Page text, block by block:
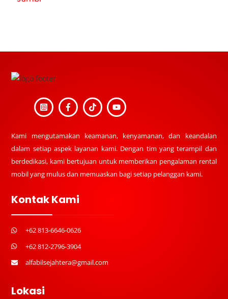
Top
Kami mengutamakan keamanan, kenyamanan, dan keandalan
dalam setiap aspek layanan kami. Dengan tim yang terampil dan
berdedikasi, kami bertujuan untuk memberikan pengalaman rental
mobil yang mulus dan memuaskan bagi setiap pelanggan kami.
Kontak Kami
+62 813-6646-0626
+62 812-2796-3904
alfabilsejahtera@gmail.com
Lokasi